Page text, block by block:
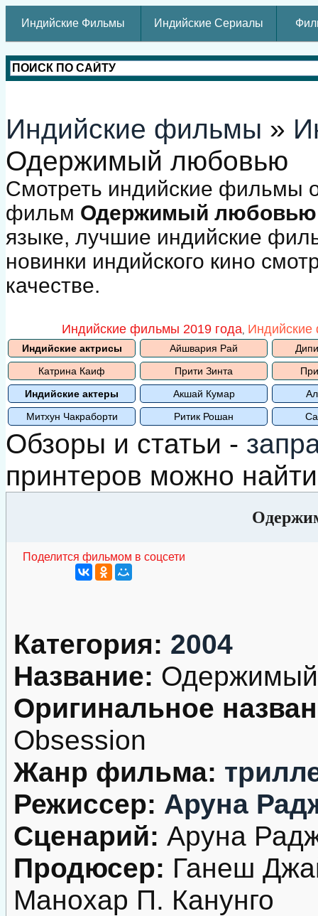
Индийские Фильмы Индийские Сериалы
Индийские фильмы »
Одержимый любовью
Смотреть индийские фильмы
фильм Одержимый любовью
языке, лучшие индийские
новинки индийского кино
качестве.
Индийские фильмы 2019 года,
Индийские актрисы Айшвария Рай
Катрина Каиф
Прити Зинта
Индийские актеры
Акшай Кумар
Митхун Чакраборти
Ритик Рошан
Обзоры и статьи -
принтеров можно
Поделится фильмом в соцсети
Категория: 2004
Название:
Оригинальное
Obsession
Жанр фильма:
Режиссер: Аруна
Сценарий: Аруна
Продюсер: Ганеш
Манохар П. Канунго